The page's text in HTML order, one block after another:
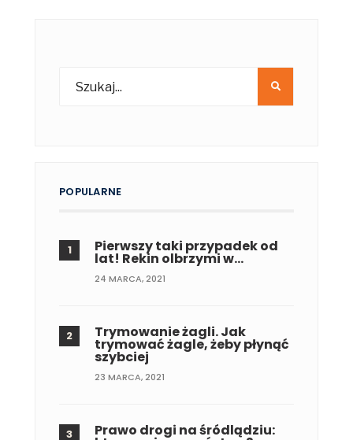
POPULARNE
Pierwszy taki przypadek od
lat! Rekin olbrzymi w…
24 MARCA, 2021
Trymowanie żagli. Jak
trymować żagle, żeby płynąć
szybciej
23 MARCA, 2021
Prawo drogi na śródlądziu: